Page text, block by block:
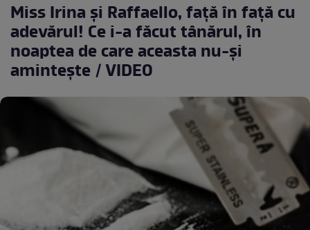
Miss Irina și Raffaello, față în față cu
adevărul! Ce i-a făcut tânărul, în
noaptea de care aceasta nu-și
amintește / VIDEO